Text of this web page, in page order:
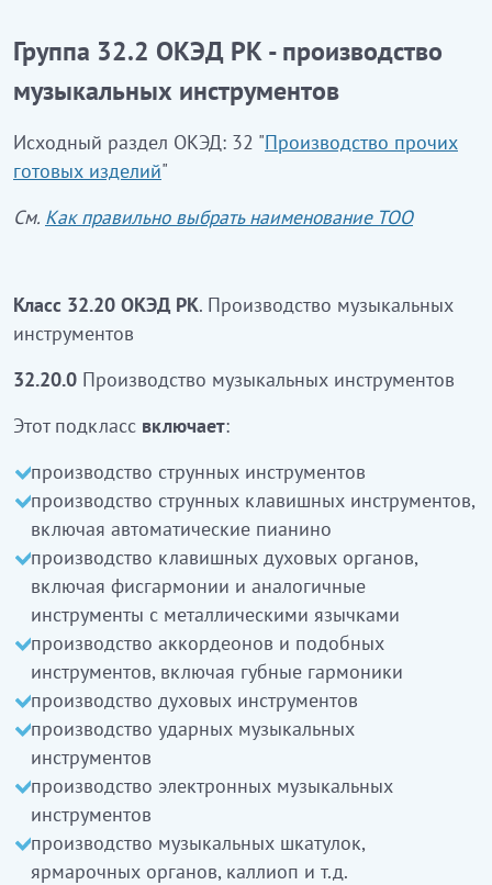
өндіру
32.20.0Музыкалық аспаптарды өндіру
Бұл ішкі класқа:
автоматты пианиноны қоса алғанда, пернелі
аспаптарды қоса алғанда, пернелі үрмелі
органдар өндіру
аккордеондар мен осыған ұқсас аспаптар
өндіру
соқпалы музыкалық аспапта өндіру
электрондық музыкалық аспаптар өндіру
музыкалық сандықшалар, жәрмеңкелік
органдар, каллиоптар және т.б. өндіру
музыкалық аспаптарға арналған бөлшектер
мен керек – жабдықтар: метрономдар,
камертондар, камертон-сыбызғылар, карталар,
автоматты музыкалық аспаптарға арналған
дискілер және орамдар және т.б. өндіру
Бұл ішкі класқа сондай-ақ:
ысқырықтарды, сыбызғылар және өзге де
дыбыстық сигнал беретін аспаптар өндіру
кіреді
Группа 32.2 ОКЭД РК - производство
музыкальных инструментов
Исходный раздел ОКЭД: 32 "Производство прочих
готовых изделий"
См. Как правильно выбрать наименование ТОО
Класс 32.20 ОКЭД РК. Производство музыкальных
инструментов
32.20.0 Производство музыкальных инструментов
Этот подкласс включает:
производство струнных инструментов
производство струнных клавишных инструментов,
включая автоматические пианино
производство клавишных духовых органов,
включая фисгармонии и аналогичные
инструменты с металлическими язычками
производство аккордеонов и подобных
инструментов, включая губные гармоники
производство духовых инструментов
производство ударных музыкальных
инструментов
производство электронных музыкальных
инструментов
производство музыкальных шкатулок,
ярмарочных органов, каллиоп и т.д.